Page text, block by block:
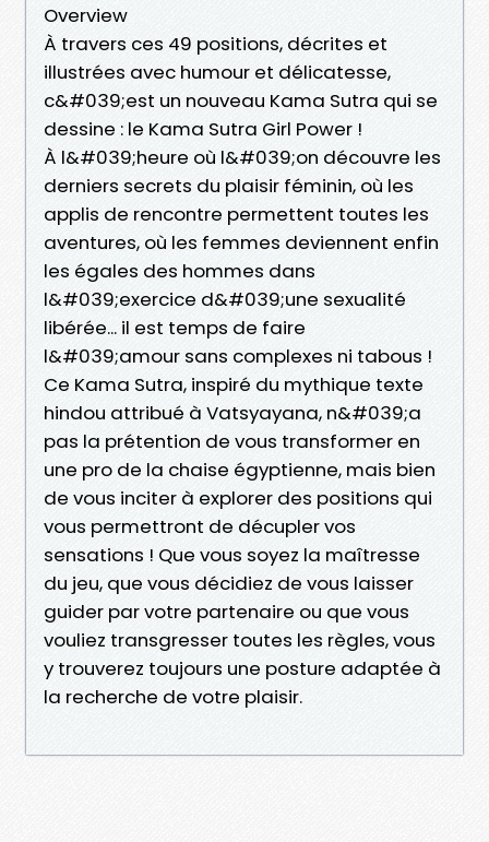
Overview
À travers ces 49 positions, décrites et
illustrées avec humour et délicatesse,
c&#039;est un nouveau Kama Sutra qui se
dessine : le Kama Sutra Girl Power !
À l&#039;heure où l&#039;on découvre les
derniers secrets du plaisir féminin, où les
applis de rencontre permettent toutes les
aventures, où les femmes deviennent enfin
les égales des hommes dans
l&#039;exercice d&#039;une sexualité
libérée... il est temps de faire
l&#039;amour sans complexes ni tabous !
Ce Kama Sutra, inspiré du mythique texte
hindou attribué à Vatsyayana, n&#039;a
pas la prétention de vous transformer en
une pro de la chaise égyptienne, mais bien
de vous inciter à explorer des positions qui
vous permettront de décupler vos
sensations ! Que vous soyez la maîtresse
du jeu, que vous décidiez de vous laisser
guider par votre partenaire ou que vous
vouliez transgresser toutes les règles, vous
y trouverez toujours une posture adaptée à
la recherche de votre plaisir.